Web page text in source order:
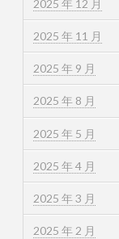
2025 年 12 月
2025 年 11 月
2025 年 9 月
2025 年 8 月
2025 年 5 月
2025 年 4 月
2025 年 3 月
2025 年 2 月